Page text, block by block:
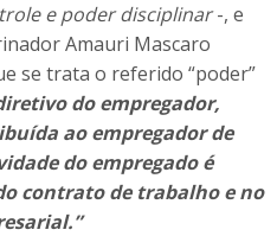
e poder disciplinar-, e
Amauri Mascaro
se trata o referido “poder”
do empregador,
ao empregador de
do empregado é
contrato de trabalho e no
”